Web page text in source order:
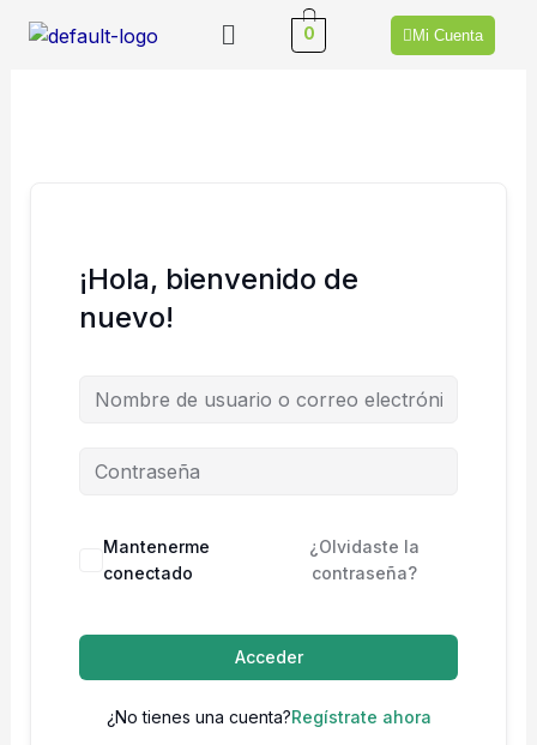
Menú 0 Mi Cuenta
¡Hola, bienvenido de
nuevo!
Mantenerme
conectado
¿Olvidaste la
contraseña?
Acceder
¿No tienes una cuenta?Regístrate ahora